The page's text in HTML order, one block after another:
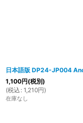
日本語版 DP24-JP004
1,100円(税別)
(税込 : 1,210円)
在庫なし